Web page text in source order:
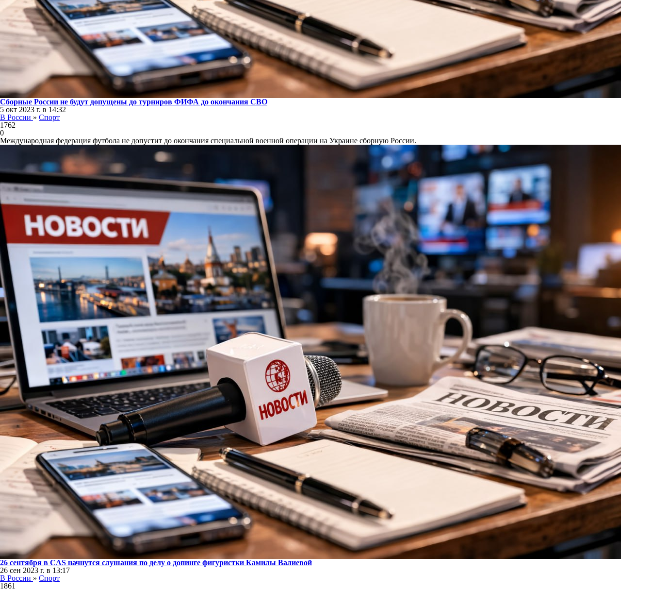
Сборные России не будут допущены до турниров ФИФА до окончания СВО
5 окт 2023 г. в 14:32
В России » Спорт
1762
0
Международная федерация футбола не допустит до окончания специальной военной операции на Украине сборную России.
26 сентября в CAS начнутся слушания по делу о допинге фигуристки Камилы Валиевой
26 сен 2023 г. в 13:17
В России » Спорт
1861